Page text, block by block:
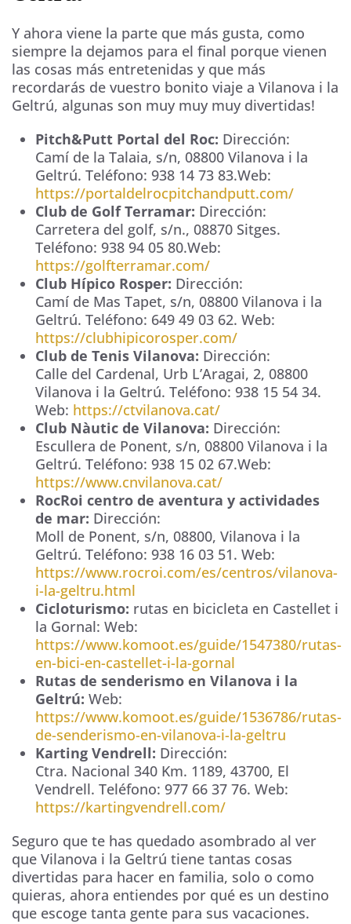
Y ahora viene la parte que más gusta, como
siempre la dejamos para el final porque vienen
las cosas más entretenidas y que más
recordarás de vuestro bonito viaje a Vilanova i la
Geltrú, algunas son muy muy muy divertidas!
Pitch&Putt Portal del Roc: Dirección:
Camí de la Talaia, s/n, 08800 Vilanova i la
Geltrú. Teléfono: 938 14 73 83.Web:
https://portaldelrocpitchandputt.com/
Club de Golf Terramar: Dirección:
Carretera del golf, s/n., 08870 Sitges.
Teléfono: 938 94 05 80.Web:
https://golfterramar.com/
Club Hípico Rosper: Dirección:
Camí de Mas Tapet, s/n, 08800 Vilanova i la
Geltrú. Teléfono: 649 49 03 62. Web:
https://clubhipicorosper.com/
Club de Tenis Vilanova: Dirección:
Calle del Cardenal, Urb L’Aragai, 2, 08800
Vilanova i la Geltrú. Teléfono: 938 15 54 34.
Web: https://ctvilanova.cat/
Club Nàutic de Vilanova: Dirección:
Escullera de Ponent, s/n, 08800 Vilanova i la
Geltrú. Teléfono: 938 15 02 67.Web:
https://www.cnvilanova.cat/
RocRoi centro de aventura y actividades
de mar: Dirección:
Moll de Ponent, s/n, 08800, Vilanova i la
Geltrú. Teléfono: 938 16 03 51. Web:
https://www.rocroi.com/es/centros/vilanova-
i-la-geltru.html
Cicloturismo: rutas en bicicleta en Castellet i
la Gornal: Web:
https://www.komoot.es/guide/1547380/rutas-
en-bici-en-castellet-i-la-gornal
Rutas de senderismo en Vilanova i la
Geltrú: Web:
https://www.komoot.es/guide/1536786/rutas-
de-senderismo-en-vilanova-i-la-geltru
Karting Vendrell: Dirección:
Ctra. Nacional 340 Km. 1189, 43700, El
Vendrell. Teléfono: 977 66 37 76. Web:
https://kartingvendrell.com/
Seguro que te has quedado asombrado al ver
que Vilanova i la Geltrú tiene tantas cosas
divertidas para hacer en familia, solo o como
quieras, ahora entiendes por qué es un destino
que escoge tanta gente para sus vacaciones.